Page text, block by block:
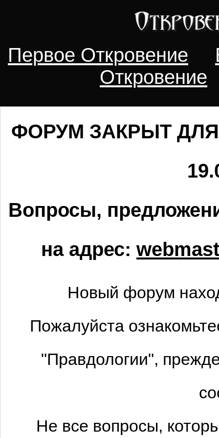
Первое Откровение
Откровение
ФОРУМ ЗАКРЫТ
Вопросы,
на адрес:
Новый форум
Пожалуйста
"Правдологии",
Не все вопросы,